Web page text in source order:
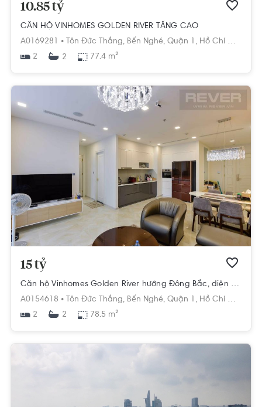
10.85 tỷ
CĂN HỘ VINHOMES GOLDEN RIVER TẦNG CAO
A0169281 • Tôn Đức Thắng, Bến Nghé, Quận 1, Hồ Chí Minh
2
2 77.4 m²
15 tỷ
Căn hộ Vinhomes Golden River hướng Đông Bắc, diện tích 78,5 m²
A0154618 •
Tôn Đức Thắng, Bến Nghé, Quận 1, Hồ Chí Minh
2
2 78.5 m²